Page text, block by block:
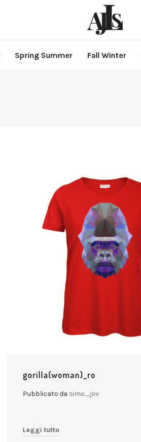
Spring Summer Fall Winter
gorilla(woman)_ro
Pubblicato da simo_jov
Leggi tutto